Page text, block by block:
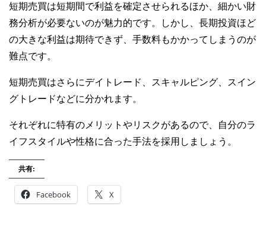
短期売買は短期間で利益を確定させられるほか、細かい財
務分析が必要ないのが魅力的です。しかし、長期投資ほど
の大きな利益は期待できず、手数料もかかってしまうのが
難点です。
短期売買はさらにデイトレード、スキャルピング、スイン
グトレードなどに分かれます。
それぞれに特有のメリットやリスクがあるので、自分のラ
イフスタイルや性格に合った手法を採用しましょう。
共有:
Facebook X